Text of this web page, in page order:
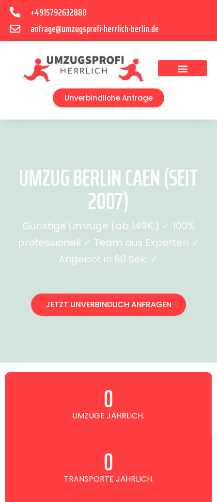
+4915792632880
anfrage@umzugsprofi-herrlich-berlin.de
Unverbindliche Anfrage
UMZUG BERLIN CAEN (SEIT
2007)
Günstige Umzüge (ab 149€) ✓ 100%
professionell ✓ Team aus Experten ✓
Angebot in 60 Sek. ✓
JETZT UNVERBINDLICH ANFRAGEN
UMZÜGE JÄHRLICH.
0
TRANSPORTE JÄHRLICH.
0